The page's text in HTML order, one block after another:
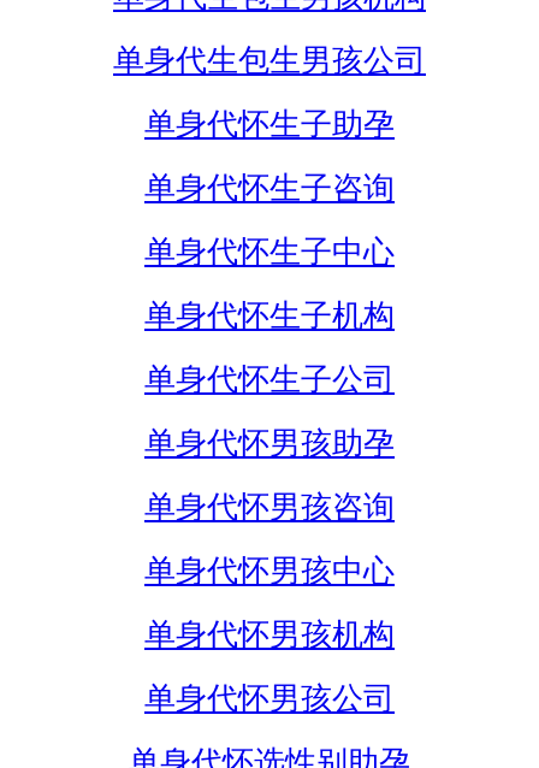
单身代生包生男孩公司
单身代怀生子助孕
单身代怀生子咨询
单身代怀生子中心
单身代怀生子机构
单身代怀生子公司
单身代怀男孩助孕
单身代怀男孩咨询
单身代怀男孩中心
单身代怀男孩机构
单身代怀男孩公司